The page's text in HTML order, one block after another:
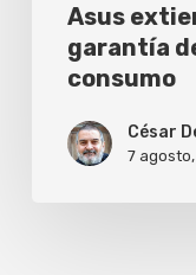
consumo
Asus
garantía
consumo
César
7